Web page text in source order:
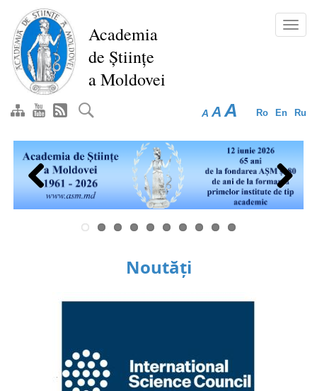
conţinutul
principal
Academia
de Științe
a Moldovei
Ro En Ru
A A A
Previous Next
Noutăți